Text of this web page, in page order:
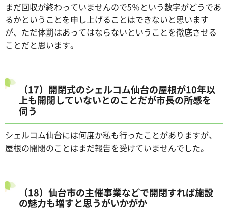
まだ回収が終わっていませんので5％という数字がどうであ
るかということを申し上げることはできないと思います
が、ただ体罰はあってはならないということを徹底させる
ことだと思います。
（17）開閉式のシェルコム仙台の屋根が10年以
上も開閉していないとのことだが市長の所感を
伺う
シェルコム仙台には何度か私も行ったことがありますが、
屋根の開閉のことはまだ報告を受けていませんでした。
（18）仙台市の主催事業などで開閉すれば施設
の魅力も増すと思うがいかがか